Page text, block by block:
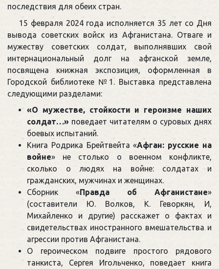
последствия для обеих стран.
15 февраля 2024 года исполняется 35 лет со Дня
вывода советских войск из Афганистана. Отваге и
мужеству советских солдат, выполнявших свой
интернациональный долг на афганской земле,
посвящена книжная экспозиция, оформленная в
Городской библиотеке №1. Выставка представлена
следующими разделами:
«О мужестве, стойкости и героизме наших
солдат…» поведает читателям о суровых днях
боевых испытаний.
Книга Родрика Брейтвейта «Афган: русские на
войне» не столько о военном конфликте,
сколько о людях на войне: солдатах и
гражданских, мужчинах и женщинах.
Сборник «Правда об Афганистане»
(составители Ю. Волков, К. Геворкян, И,
Михайленко и другие) расскажет о фактах и
свидетельствах иностранного вмешательства и
агрессии против Афганистана.
О героическом подвиге простого рядового
танкиста, Сергея Игольченко, поведает книга